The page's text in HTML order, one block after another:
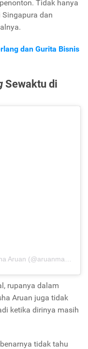
Tidak hanya
dan
dan Gurita Bisnis
Sewaktu di
rupanya dalam
Aruan juga tidak
ketika dirinya masih
tidak tahu